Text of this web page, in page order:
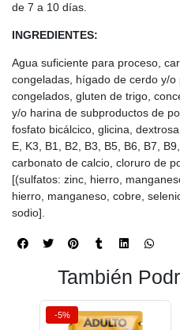
de 7 a 10 días.
INGREDIENTES:
Agua suficiente para proceso,
congeladas, hígado de cerdo y/
congelados, gluten de trigo,
y/o harina de subproductos de
fosfato bicálcico, glicina,
E, K3, B1, B2, B3, B5, B6, B7,
carbonato de calcio, cloruro de
[(sulfatos: zinc, hierro,
hierro, manganeso, cobre,
sodio].
También
-5%